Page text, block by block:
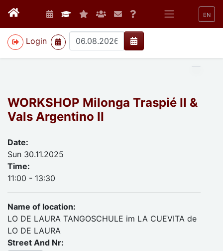
EN
Login
>
WORKSHOP Milonga Traspié II &
Vals Argentino II
Date:
Sun 30.11.2025
Time:
11:00 - 13:30
Name of location:
LO DE LAURA TANGOSCHULE im LA CUEVITA de
LO DE LAURA
Street And Nr: